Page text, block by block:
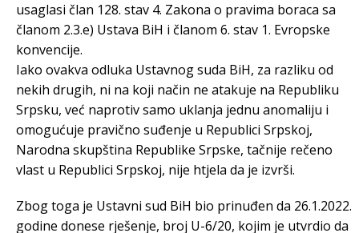
usaglasi član 128. stav 4. Zakona o pravima boraca sa
članom 2.3.e) Ustava BiH i članom 6. stav 1. Evropske
konvencije.
Iako ovakva odluka Ustavnog suda BiH, za razliku od
nekih drugih, ni na koji način ne atakuje na Republiku
Srpsku, već naprotiv samo uklanja jednu anomaliju i
omogućuje pravično suđenje u Republici Srpskoj,
Narodna skupština Republike Srpske, tačnije rečeno
vlast u Republici Srpskoj, nije htjela da je izvrši.
Zbog toga je Ustavni sud BiH bio prinuđen da 26.1.2022.
godine donese rješenje, broj U-6/20, kojim je utvrdio da